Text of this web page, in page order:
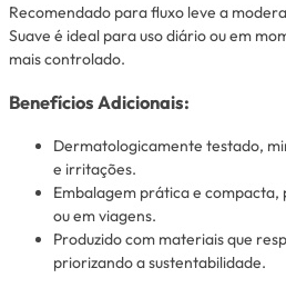
Recomendado para fluxo leve a
Suave é ideal para uso diário ou em
mais controlado.
Benefícios Adicionais:
Dermatologicamente testado,
e irritações.
Embalagem prática e
ou em viagens.
Produzido com materiais que
priorizando a sustentabilidade.